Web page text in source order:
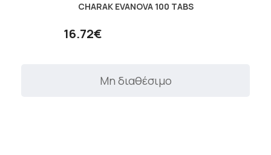
CHARAK EVANOVA 100 TABS
16.72€
Μη διαθέσιμο